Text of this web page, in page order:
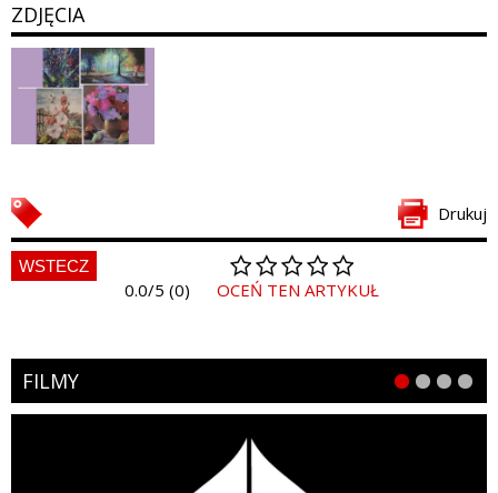
ZDJĘCIA
Drukuj
WSTECZ
0.0/5 (0) OCEŃ TEN ARTYKUŁ
FILMY